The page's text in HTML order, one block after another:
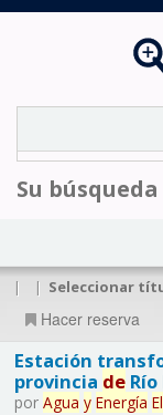
Su
| | Seleccionar
Hacer reserva
Estación
provincia deRío
por Agua y Energía